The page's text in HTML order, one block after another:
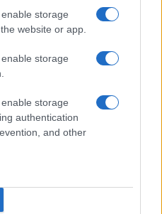
storage
website or app.
storage
storage
authentication
and other
a Roma: sicurezza
indifferenza e
la morte del
e la questione della